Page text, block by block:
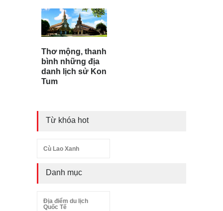
Thơ mộng, thanh
bình những địa
danh lịch sử Kon
Tum
Từ khóa hot
Cù Lao Xanh
Danh mục
Địa điểm du lịch
Quốc Tế